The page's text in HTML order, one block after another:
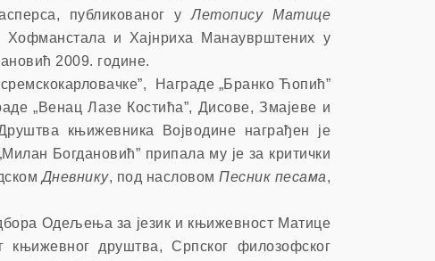
публикованог уЛетопису Матице
Хофманстала и Хајнриха Манауврштених у
2009. године.
Награде „Бранко Ћопић”
„Венац Лазе Костића”, Дисове, Змајеве и
књижевника Војводине награђен је
Богдановић” припала му је за критички
Дневнику, под насловом Песник песама,
Одељења за језик и књижевност Матице
друштва, Српског филозофског